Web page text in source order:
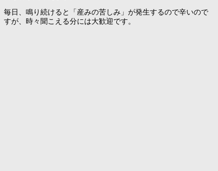
毎日、鳴り続けると「産みの苦しみ」が発生するので辛いので
すが、時々聞こえる分には大歓迎です。